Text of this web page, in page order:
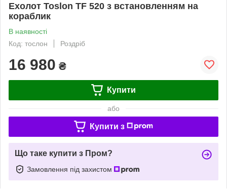
Ехолот Toslon TF 520 з встановленням на
кораблик
В наявності
Код: тослон
Роздріб
16 980 ₴
Купити
або
Купити з
Що таке купити з Пром?
Замовлення під захистом